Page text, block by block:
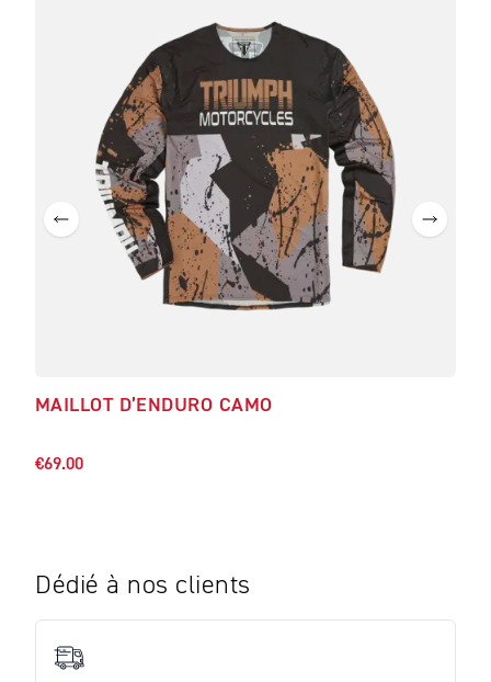
MAILLOT D’ENDURO CAMO
€69.00
Dédié à nos clients